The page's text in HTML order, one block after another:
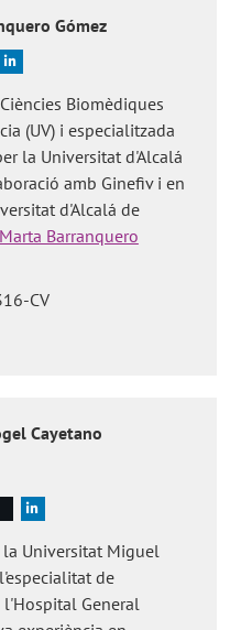
Gómez
Biomèdiques
(UV) i especialitzada
la Universitat d'Alcalá
amb Ginefiv i en
d'Alcalá de
Barranquero
CV
Cayetano
Universitat Miguel
de
General